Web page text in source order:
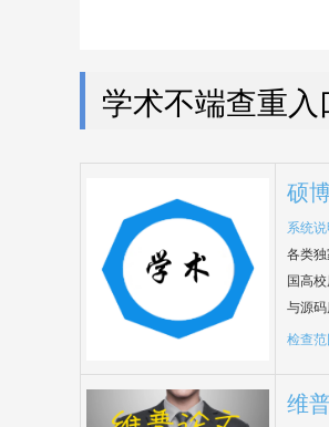
学术不端查重入
硕
系统
各类
国高
与源
检查范
维